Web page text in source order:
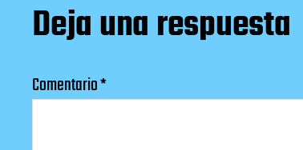
Deja una respuesta
Comentario*